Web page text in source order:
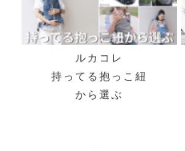
ルカコレ
持ってる抱っこ紐
から選ぶ